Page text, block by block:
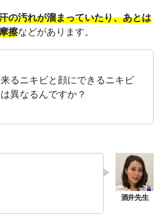
の汚れが溜まっていたり、あとは
擦などがあります。
るニキビと顔にできるニキビ
異なるんですか？